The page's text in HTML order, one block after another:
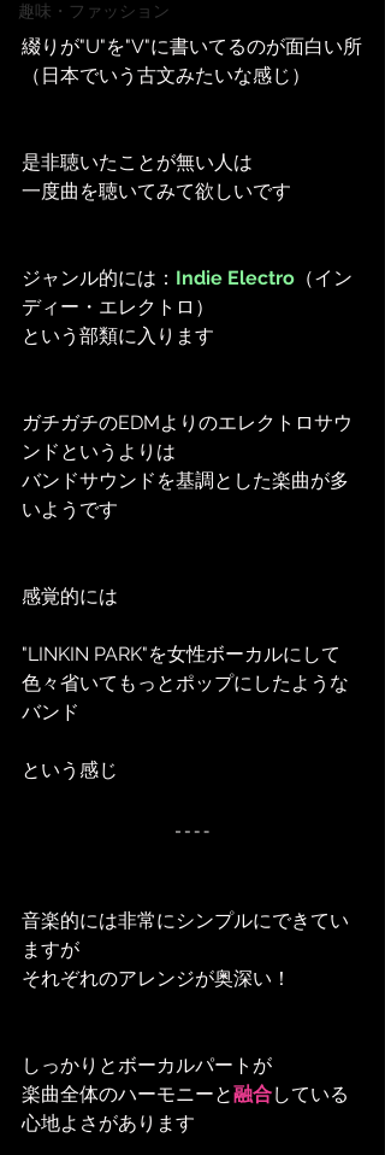
趣味・ファッション
綴りが"U"を"V"に書いてるのが面白い所
（日本でいう古文みたいな感じ）
是非聴いたことが無い人は
一度曲を聴いてみて欲しいです
ジャンル的には： Indie Electro （イン
ディー・エレクトロ）
という部類に入ります
ガチガチのEDMよりのエレクトロサウ
ンドというよりは
バンドサウンドを基調とした楽曲が多
いようです
感覚的には
"LINKIN PARK"を女性ボーカルにして
色々省いてもっとポップにしたような
バンド
という感じ
音楽的には非常にシンプルにできてい
ますが
それぞれのアレンジが奥深い！
しっかりとボーカルパートが
楽曲全体のハーモニーと融合している
心地よさがあります